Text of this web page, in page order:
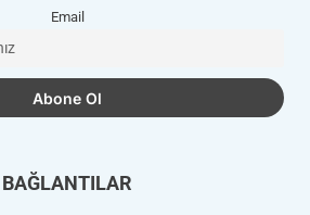
Email
BAĞLANTILAR